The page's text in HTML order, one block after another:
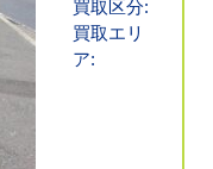
買取区分:
買取エリ
ア: